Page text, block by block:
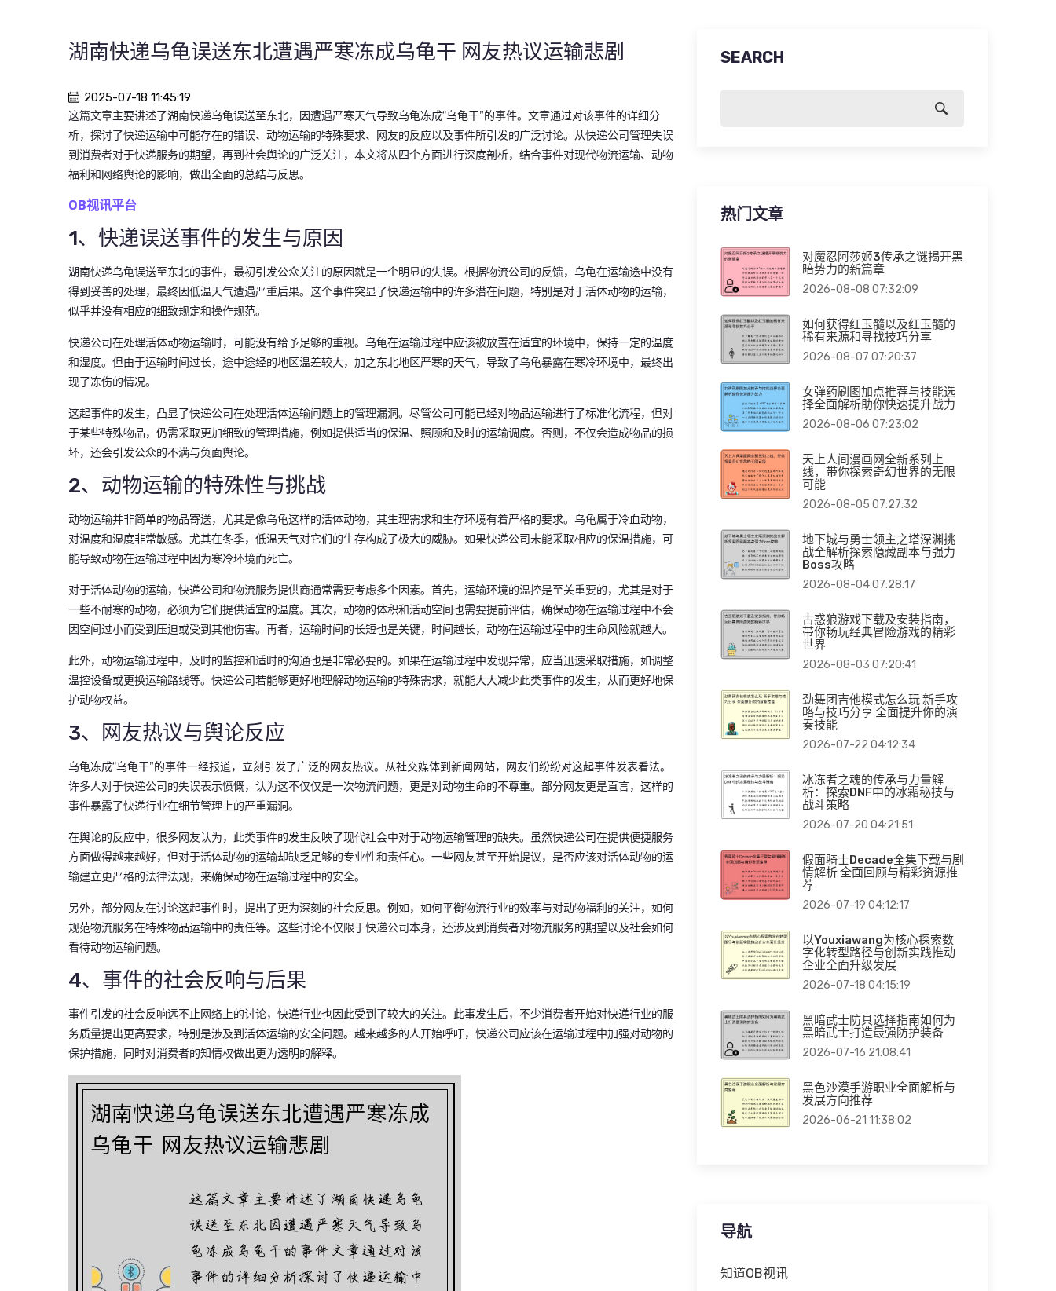
湖南快递乌龟误送东北遭遇严寒冻成乌龟干 网友热议运输悲剧
2025-07-18 11:45:19
这篇文章主要讲述了湖南快递乌龟误送至东北，因遭遇严寒天气导致乌龟冻成“乌龟干”的事件。文章通过对该事件的详细分
析，探讨了快递运输中可能存在的错误、动物运输的特殊要求、网友的反应以及事件所引发的广泛讨论。从快递公司管理失误
到消费者对于快递服务的期望，再到社会舆论的广泛关注，本文将从四个方面进行深度剖析，结合事件对现代物流运输、动物
福利和网络舆论的影响，做出全面的总结与反思。
OB视讯平台
1、快递误送事件的发生与原因
湖南快递乌龟误送至东北的事件，最初引发公众关注的原因就是一个明显的失误。根据物流公司的反馈，乌龟在运输途中没有
得到妥善的处理，最终因低温天气遭遇严重后果。这个事件突显了快递运输中的许多潜在问题，特别是对于活体动物的运输，
似乎并没有相应的细致规定和操作规范。
快递公司在处理活体动物运输时，可能没有给予足够的重视。乌龟在运输过程中应该被放置在适宜的环境中，保持一定的温度
和湿度。但由于运输时间过长，途中途经的地区温差较大，加之东北地区严寒的天气，导致了乌龟暴露在寒冷环境中，最终出
现了冻伤的情况。
这起事件的发生，凸显了快递公司在处理活体运输问题上的管理漏洞。尽管公司可能已经对物品运输进行了标准化流程，但对
于某些特殊物品，仍需采取更加细致的管理措施，例如提供适当的保温、照顾和及时的运输调度。否则，不仅会造成物品的损
坏，还会引发公众的不满与负面舆论。
2、动物运输的特殊性与挑战
动物运输并非简单的物品寄送，尤其是像乌龟这样的活体动物，其生理需求和生存环境有着严格的要求。乌龟属于冷血动物，
对温度和湿度非常敏感。尤其在冬季，低温天气对它们的生存构成了极大的威胁。如果快递公司未能采取相应的保温措施，可
能导致动物在运输过程中因为寒冷环境而死亡。
对于活体动物的运输，快递公司和物流服务提供商通常需要考虑多个因素。首先，运输环境的温控是至关重要的，尤其是对于
一些不耐寒的动物，必须为它们提供适宜的温度。其次，动物的体积和活动空间也需要提前评估，确保动物在运输过程中不会
因空间过小而受到压迫或受到其他伤害。再者，运输时间的长短也是关键，时间越长，动物在运输过程中的生命风险就越大。
此外，动物运输过程中，及时的监控和适时的沟通也是非常必要的。如果在运输过程中发现异常，应当迅速采取措施，如调整
温控设备或更换运输路线等。快递公司若能够更好地理解动物运输的特殊需求，就能大大减少此类事件的发生，从而更好地保
护动物权益。
3、网友热议与舆论反应
乌龟冻成“乌龟干”的事件一经报道，立刻引发了广泛的网友热议。从社交媒体到新闻网站，网友们纷纷对这起事件发表看法。
许多人对于快递公司的失误表示愤慨，认为这不仅仅是一次物流问题，更是对动物生命的不尊重。部分网友更是直言，这样的
事件暴露了快递行业在细节管理上的严重漏洞。
在舆论的反应中，很多网友认为，此类事件的发生反映了现代社会中对于动物运输管理的缺失。虽然快递公司在提供便捷服务
方面做得越来越好，但对于活体动物的运输却缺乏足够的专业性和责任心。一些网友甚至开始提议，是否应该对活体动物的运
输建立更严格的法律法规，来确保动物在运输过程中的安全。
另外，部分网友在讨论这起事件时，提出了更为深刻的社会反思。例如，如何平衡物流行业的效率与对动物福利的关注，如何
规范物流服务在特殊物品运输中的责任等。这些讨论不仅限于快递公司本身，还涉及到消费者对物流服务的期望以及社会如何
看待动物运输问题。
4、事件的社会反响与后果
事件引发的社会反响远不止网络上的讨论，快递行业也因此受到了较大的关注。此事发生后，不少消费者开始对快递行业的服
务质量提出更高要求，特别是涉及到活体运输的安全问题。越来越多的人开始呼吁，快递公司应该在运输过程中加强对动物的
保护措施，同时对消费者的知情权做出更为透明的解释。
SEARCH
热门文章
对魔忍阿莎姬3传承之谜揭开黑
暗势力的新篇章
2026-08-08 07:32:09
如何获得红玉髓以及红玉髓的
稀有来源和寻找技巧分享
2026-08-07 07:20:37
女弹药刷图加点推荐与技能选
择全面解析助你快速提升战力
2026-08-06 07:23:02
天上人间漫画网全新系列上
线，带你探索奇幻世界的无限
可能
2026-08-05 07:27:32
地下城与勇士领主之塔深渊挑
战全解析探索隐藏副本与强力
Boss攻略
2026-08-04 07:28:17
古惑狼游戏下载及安装指南，
带你畅玩经典冒险游戏的精彩
世界
2026-08-03 07:20:41
劲舞团吉他模式怎么玩 新手攻
略与技巧分享 全面提升你的演
奏技能
2026-07-22 04:12:34
冰冻者之魂的传承与力量解
析：探索DNF中的冰霜秘技与
战斗策略
2026-07-20 04:21:51
假面骑士Decade全集下载与剧
情解析 全面回顾与精彩资源推
荐
2026-07-19 04:12:17
以Youxiawang为核心探索数
字化转型路径与创新实践推动
企业全面升级发展
2026-07-18 04:15:19
黑暗武士防具选择指南如何为
黑暗武士打造最强防护装备
2026-07-16 21:08:41
黑色沙漠手游职业全面解析与
发展方向推荐
2026-06-21 11:38:02
导航
知道OB视讯